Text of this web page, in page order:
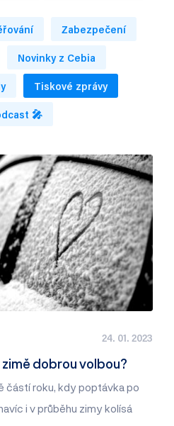
Zabezpečení
Novinky z Cebia
Tiskové zprávy
🎤
24. 01. 2023
dobrou volbou?
částí roku, kdy poptávka po
i v průběhu zimy kolísá